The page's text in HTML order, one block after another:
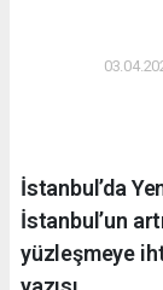
İstanbul’da
İstanbul’un
yüzleşmeye